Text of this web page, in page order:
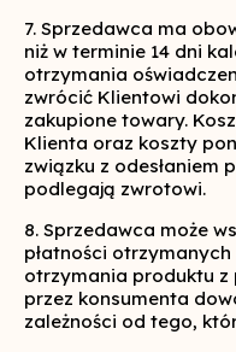
7. Sprzedawca ma
niż w terminie 14 dni
otrzymania
zwrócić Klientowi
zakupione towary.
Klienta oraz koszty
związku z odesłaniem
podlegają zwrotowi.
8. Sprzedawca może
płatności
otrzymania produktu
przez konsumenta
zależności od tego,